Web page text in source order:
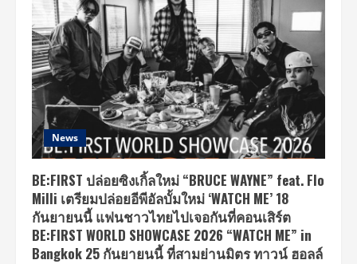
News
BE:FIRST ปล่อยซิงเกิ้ลใหม่ “BRUCE WAYNE” feat. Flo
Milli เตรียมปล่อยอีพีอัลบั้มใหม่ ‘WATCH ME’ 18
กันยายนนี้ แฟนชาวไทยไปเจอกันที่คอนเสิร์ต
BE:FIRST WORLD SHOWCASE 2026 “WATCH ME” in
Bangkok 25 กันยายนนี้ ที่สามย่านมิตร ทาวน์ ฮอลล์